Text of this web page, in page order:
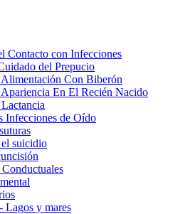
Contacto con Infecciones
del Prepucio
Con Biberón
En El Recién Nacido
Infecciones de Oído
suicidio
Lagos y mares